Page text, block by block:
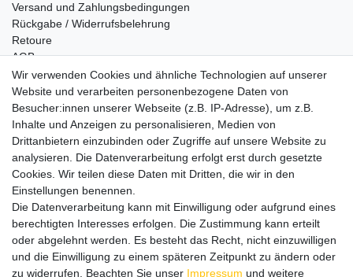
Versand und Zahlungsbedingungen
Rückgabe / Widerrufsbelehrung
Retoure
AGB
Vertrag widerrufen
Informationen
Datenschutz
Impressum
Wir verschicken klimaneutral mit DPD
Wir verwenden Cookies und ähnliche Technologien auf unserer
Website und verarbeiten personenbezogene Daten von
Besucher:innen unserer Webseite (z.B. IP-Adresse), um z.B.
Inhalte und Anzeigen zu personalisieren, Medien von
Drittanbietern einzubinden oder Zugriffe auf unsere Website zu
analysieren. Die Datenverarbeitung erfolgt erst durch gesetzte
Cookies. Wir teilen diese Daten mit Dritten, die wir in den
Einstellungen benennen.
Die Datenverarbeitung kann mit Einwilligung oder aufgrund eines
berechtigten Interesses erfolgen. Die Zustimmung kann erteilt
oder abgelehnt werden. Es besteht das Recht, nicht einzuwilligen
und die Einwilligung zu einem späteren Zeitpunkt zu ändern oder
zu widerrufen. Beachten Sie unser Impressum und weitere